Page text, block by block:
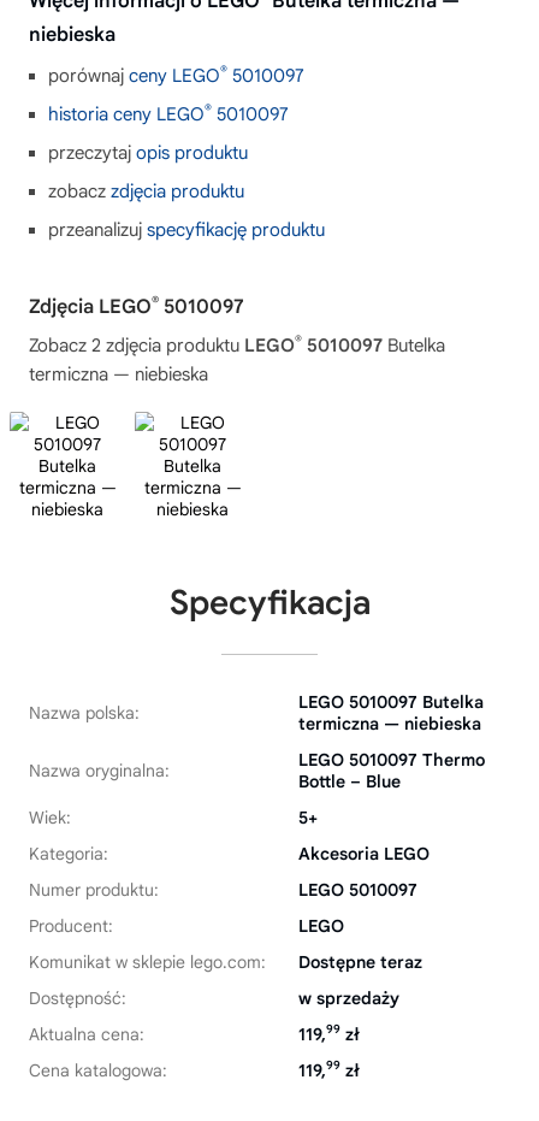
niebieska
porównaj ceny LEGO® 5010097
historia ceny LEGO® 5010097
przeczytaj opis produktu
zobacz zdjęcia produktu
przeanalizuj specyfikację produktu
Zdjęcia LEGO® 5010097
Zobacz 2 zdjęcia produktu LEGO® 5010097 Butelka
termiczna — niebieska
Specyfikacja
Nazwa polska:
LEGO 5010097 Butelka
termiczna — niebieska
Nazwa oryginalna:
LEGO 5010097 Thermo
Bottle – Blue
Wiek:
5+
Kategoria:
Akcesoria LEGO
Numer produktu:
LEGO 5010097
Producent:
LEGO
Komunikat w sklepie lego.com:
Dostępne teraz
Dostępność:
w sprzedaży
Aktualna cena:
119,99 zł
Cena katalogowa:
119,99 zł